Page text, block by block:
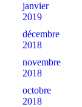
janvier
2019
décembre
2018
novembre
2018
octobre
2018